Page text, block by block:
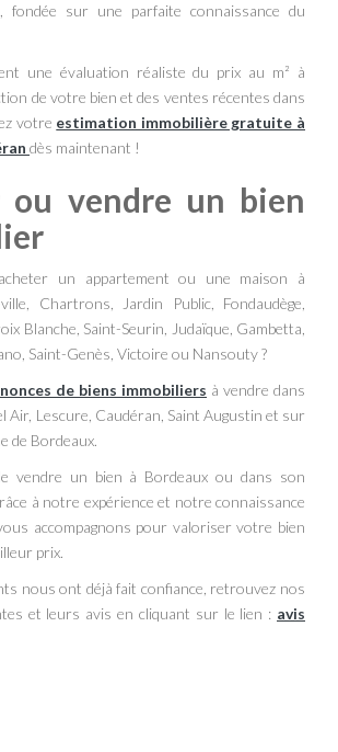
fondée sur une parfaite connaissance du
une évaluation réaliste du prix au m² à
de votre bien et des ventes récentes dans
votre estimation immobilière gratuite à
dès maintenant !
ou vendre un bien
un appartement ou une maison à
Chartrons, Jardin Public, Fondaudège,
Blanche, Saint-Seurin, Judaïque, Gambetta,
Saint-Genès, Victoire ou Nansouty ?
de biens immobiliers à vendre dans
Air, Lescure, Caudéran, Saint Augustin et sur
de Bordeaux.
vendre un bien à Bordeaux ou dans son
à notre expérience et notre connaissance
accompagnons pour valoriser votre bien
prix.
nous ont déjà fait confiance, retrouvez nos
et leurs avis en cliquant sur le lien : avis